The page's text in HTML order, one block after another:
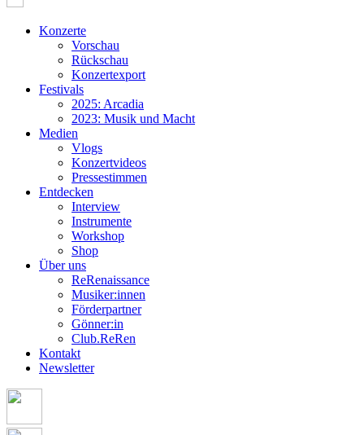
Konzerte
Vorschau
Rückschau
Konzertexport
Festivals
2025: Arcadia
2023: Musik und Macht
Medien
Vlogs
Konzertvideos
Pressestimmen
Entdecken
Interview
Instrumente
Workshop
Shop
Über uns
ReRenaissance
Musiker:innen
Förderpartner
Gönner:in
Club.ReRen
Kontakt
Newsletter